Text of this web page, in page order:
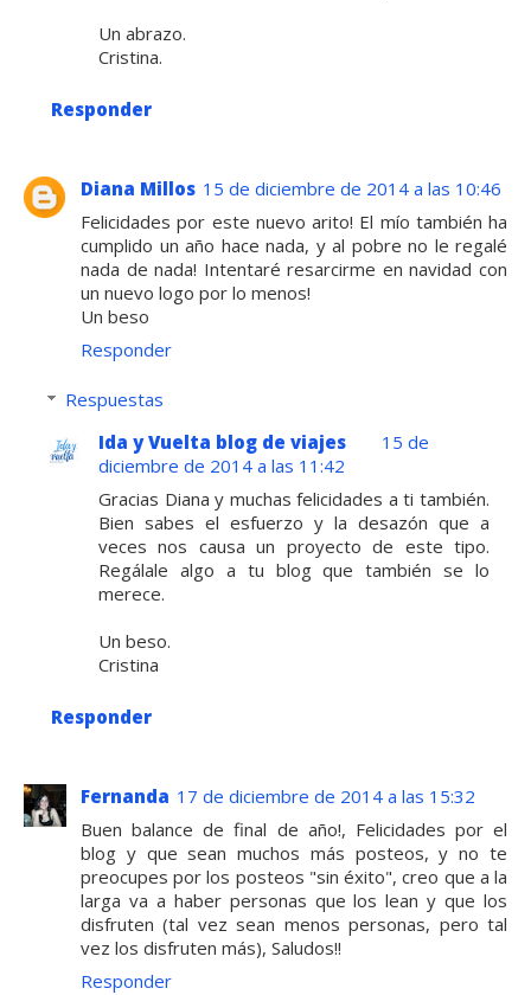
Un abrazo.
Cristina.
Responder
Diana Millos 15 de diciembre de 2014 a las 10:46
Felicidades por este nuevo arito! El mío también ha
cumplido un año hace nada, y al pobre no le regalé
nada de nada! Intentaré resarcirme en navidad con
un nuevo logo por lo menos!
Un beso
Responder
Respuestas
Ida y Vuelta blog de viajes
15 de
diciembre de 2014 a las 11:42
Gracias Diana y muchas felicidades a ti también.
Bien sabes el esfuerzo y la desazón que a
veces nos causa un proyecto de este tipo.
Regálale algo a tu blog que también se lo
merece.
Un beso.
Cristina
Responder
Fernanda 17 de diciembre de 2014 a las 15:32
Buen balance de final de año!, Felicidades por el
blog y que sean muchos más posteos, y no te
preocupes por los posteos "sin éxito", creo que a la
larga va a haber personas que los lean y que los
disfruten (tal vez sean menos personas, pero tal
vez los disfruten más), Saludos!!
Responder